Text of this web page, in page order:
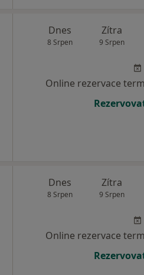
Dnes
8 Srpen
Zítra
9 Srpen
Online rezervace
Dnes
8 Srpen
Zítra
9 Srpen
Online rezervace